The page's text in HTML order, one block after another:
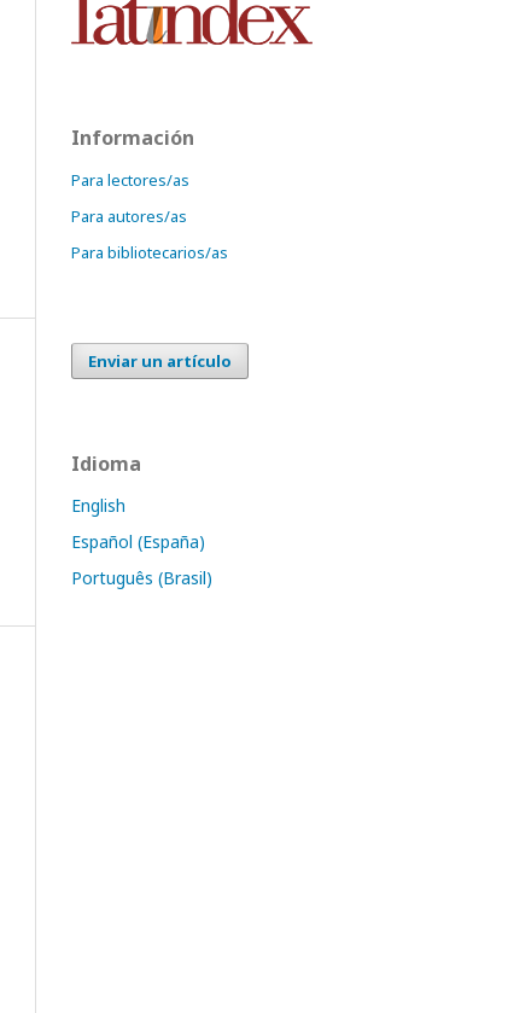
Información
Para lectores/as
Para autores/as
Para bibliotecarios/as
Enviar un artículo
Idioma
English
Español (España)
Português (Brasil)